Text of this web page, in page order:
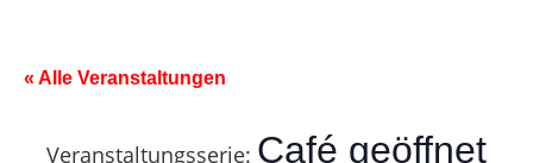
« Alle Veranstaltungen
Veranstaltungsserie: Café geöffnet